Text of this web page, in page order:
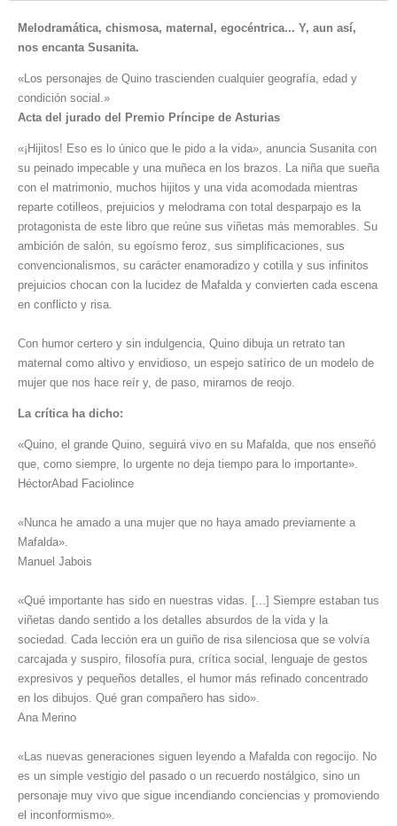
Melodramática, chismosa, maternal, egocéntrica... Y, aun así,
nos encanta Susanita.
«Los personajes de Quino trascienden cualquier geografía, edad y
condición social.»
Acta del jurado del Premio Príncipe de Asturias
«¡Hijitos! Eso es lo único que le pido a la vida», anuncia Susanita con
su peinado impecable y una muñeca en los brazos. La niña que sueña
con el matrimonio, muchos hijitos y una vida acomodada mientras
reparte cotilleos, prejuicios y melodrama con total desparpajo es la
protagonista de este libro que reúne sus viñetas más memorables. Su
ambición de salón, su egoísmo feroz, sus simplificaciones, sus
convencionalismos, su carácter enamoradizo y cotilla y sus infinitos
prejuicios chocan con la lucidez de Mafalda y convierten cada escena
en conflicto y risa.
Con humor certero y sin indulgencia, Quino dibuja un retrato tan
maternal como altivo y envidioso, un espejo satírico de un modelo de
mujer que nos hace reír y, de paso, mirarnos de reojo.
La crítica ha dicho:
«Quino, el grande Quino, seguirá vivo en su Mafalda, que nos enseñó
que, como siempre, lo urgente no deja tiempo para lo importante».
HéctorAbad Faciolince
«Nunca he amado a una mujer que no haya amado previamente a
Mafalda».
Manuel Jabois
«Qué importante has sido en nuestras vidas. [...] Siempre estaban tus
viñetas dando sentido a los detalles absurdos de la vida y la
sociedad. Cada lección era un guiño de risa silenciosa que se volvía
carcajada y suspiro, filosofía pura, crítica social, lenguaje de gestos
expresivos y pequeños detalles, el humor más refinado concentrado
en los dibujos. Qué gran compañero has sido».
Ana Merino
«Las nuevas generaciones siguen leyendo a Mafalda con regocijo. No
es un simple vestigio del pasado o un recuerdo nostálgico, sino un
personaje muy vivo que sigue incendiando conciencias y promoviendo
el inconformismo».